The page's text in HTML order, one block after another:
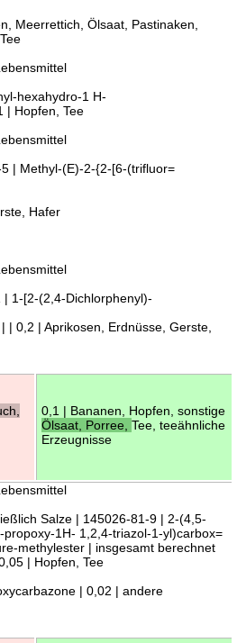
Meerrettich, Ölsaat, Pastinaken,
hexahydro-1 H-
| Hopfen, Tee
| Methyl-(E)-2-{2-[6-(trifluor=
Hafer
1-[2-(2,4-Dichlorphenyl)-
| 0,2 | Aprikosen, Erdnüsse, Gerste,
0,1 | Bananen, Hopfen, sonstige
Ölsaat, Porree, Tee, teeähnliche
Erzeugnisse
Salze | 145026-81-9 | 2-(4,5-
1H- 1,2,4-triazol-1-yl)carbox=
methylester | insgesamt berechnet
| Hopfen, Tee
| 0,02 | andere